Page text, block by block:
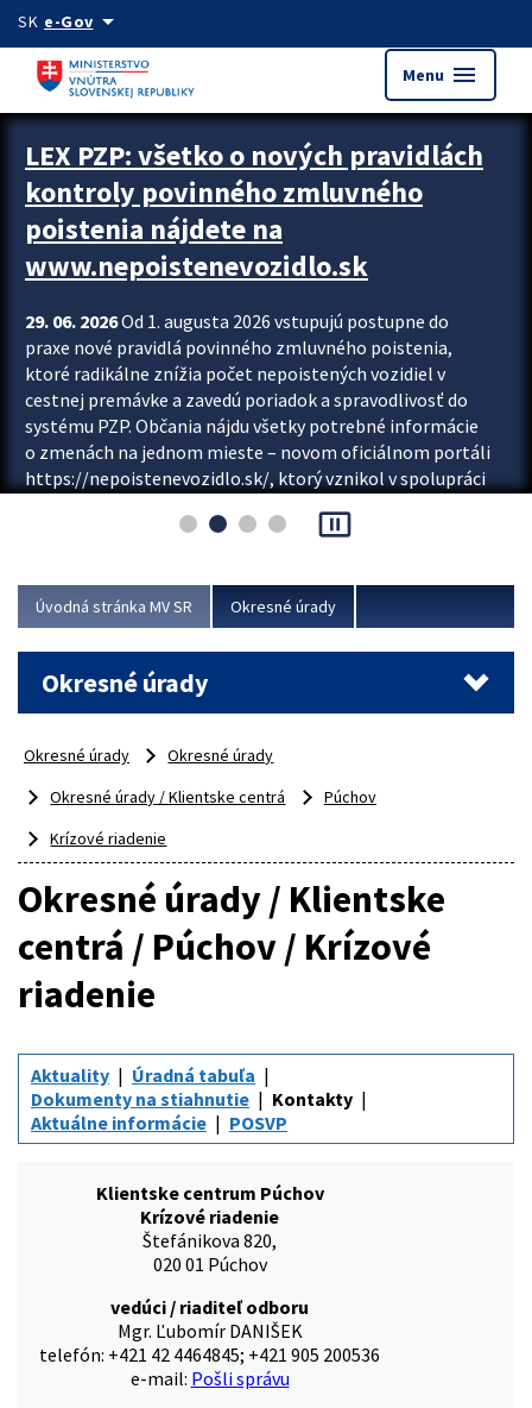
Preskocit na hlavný obsah
SK e-Govarrow_drop_down
Menu menu
Zastavit automatický posun upútavok
LEX PZP: všetko o nových pravidlách
kontroly povinného zmluvného
poistenia nájdete na
www.nepoistenevozidlo.sk
29. 06. 2026Od 1. augusta 2026 vstupujú postupne do
praxe nové pravidlá povinného zmluvného poistenia,
ktoré radikálne znížia počet nepoistených vozidiel v
cestnej premávke a zavedú poriadok a spravodlivosť do
systému PZP. Občania nájdu všetky potrebné informácie
o zmenách na jednom mieste – novom oficiálnom portáli
https://nepoistenevozidlo.sk/, ktorý vznikol v spolupráci
asociácie poisťovní (SLASPO) a Ministerstva vnútra SR.
Viac
pause_presentation
Úvodná stránka MV SR Okresné úrady
Okresné úrady
Okresné úrady
Okresné úrady
Okresné úrady / Klientske centrá
Púchov
Krízové riadenie
Okresné úrady / Klientske
centrá / Púchov / Krízové
riadenie
Aktuality
Úradná tabuľa
Dokumenty na stiahnutie
Kontakty
Aktuálne informácie
POSVP
Klientske centrum Púchov
Krízové riadenie
Štefánikova 820,
020 01 Púchov
vedúci / riaditeľ odboru
Mgr. Ľubomír DANIŠEK
telefón: +421 42 4464845; +421 905 200536
e-mail: Pošli správu